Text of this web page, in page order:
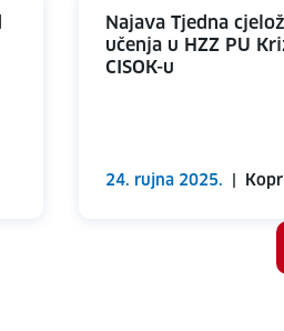
Najava Tjedna
učenja u HZZ PU
CISOK-u
24. rujna 2025.